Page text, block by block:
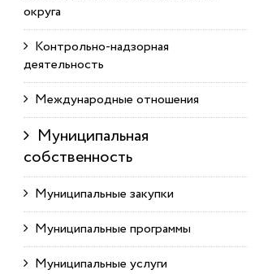
округа
Контрольно-надзорная
деятельность
Международные отношения
Муниципальная
собственность
Муниципальные закупки
Муниципальные программы
Муниципальные услуги